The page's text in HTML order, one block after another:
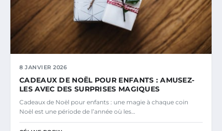
8 JANVIER 2026
CADEAUX DE NOËL POUR ENFANTS : AMUSEZ-
LES AVEC DES SURPRISES MAGIQUES
Cadeaux de Noël pour enfants : une magie à chaque coin
Noël est une période de l’année où les…